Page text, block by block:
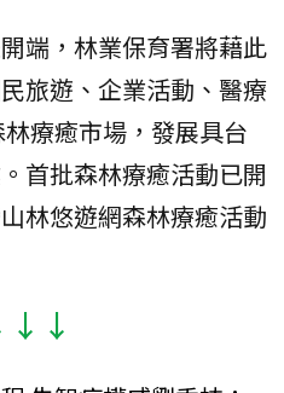
端，林業保育署將藉此
旅遊、企業活動、醫療
療癒市場，發展具台
首批森林療癒活動已開
林悠遊網森林療癒活動